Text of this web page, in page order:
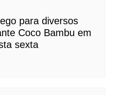
para diversos
Coco Bambu em
sexta